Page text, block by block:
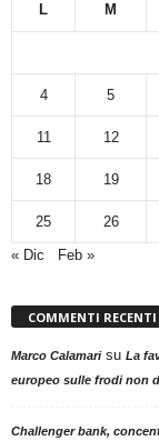
L M
4 5
11 12
18 19
25 26
« Dic
Feb »
COMMENTI RECENTI
Marco Calamarisu La
europeo sulle frodi non
Challenger bank,